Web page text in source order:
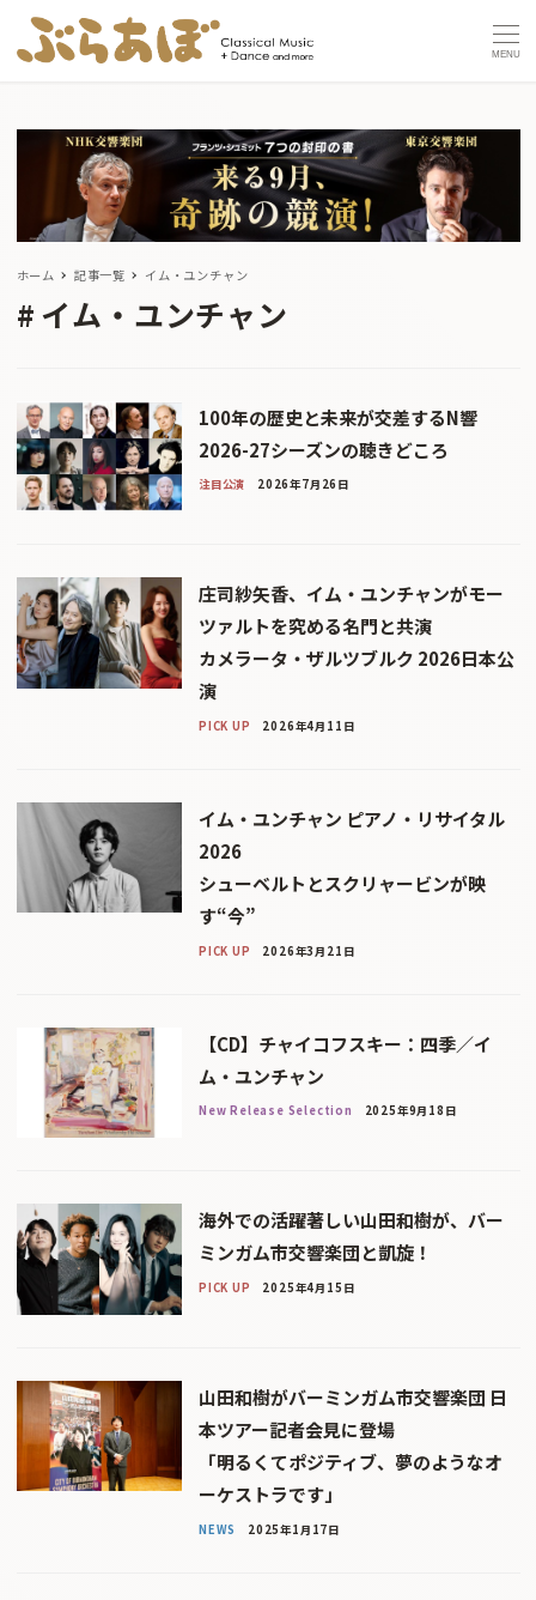
MENU
ホーム 記事一覧 イム・ユンチャン
イム・ユンチャン
100年の歴史と未来が交差するN響
2026-27シーズンの聴きどころ
注目公演 2026年7月26日
庄司紗矢香、イム・ユンチャンがモー
ツァルトを究める名門と共演
カメラータ・ザルツブルク 2026日本公
演
PICK UP 2026年4月11日
イム・ユンチャン ピアノ・リサイタル
2026
シューベルトとスクリャービンが映
す“今”
PICK UP 2026年3月21日
【CD】チャイコフスキー：四季／イ
ム・ユンチャン
New Release Selection 2025年9月18日
海外での活躍著しい山田和樹が、バー
ミンガム市交響楽団と凱旋！
PICK UP 2025年4月15日
山田和樹がバーミンガム市交響楽団 日
本ツアー記者会見に登場
「明るくてポジティブ、夢のようなオ
ーケストラです」
NEWS 2025年1月17日